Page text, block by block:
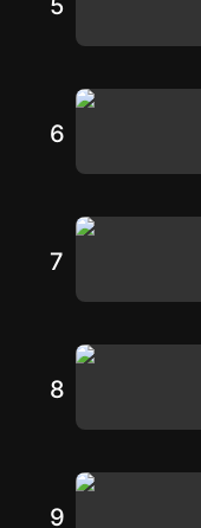
5
6
7
8
9